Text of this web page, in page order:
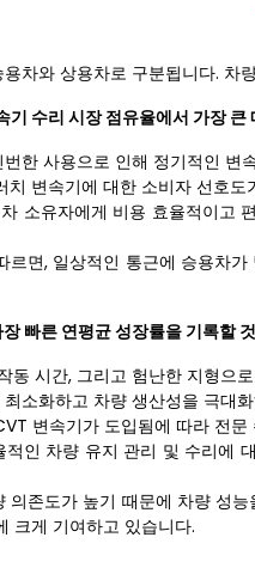
차와 상용차로 구분됩니다. 차
수리 시장 점유율에서 가장 큰
한 사용으로 인해 정기적인
치 변속기에 대한 소비자 선호
소유자에게 비용 효율적이고
르면, 일상적인 통근에 승용차
빠른 연평균 성장률을 기록할
동 시간, 그리고 험난한 지형으
소화하고 차량 생산성을 극대
변속기가 도입됨에 따라 전
인 차량 유지 관리 및 수리에
의존도가 높기 때문에 차량 성
크게 기여하고 있습니다.